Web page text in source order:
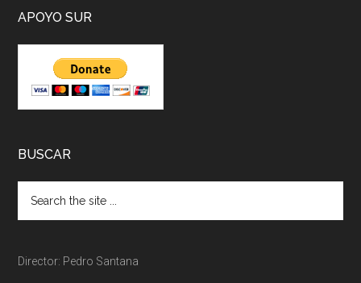
APOYO SUR
BUSCAR
Director: Pedro Santana